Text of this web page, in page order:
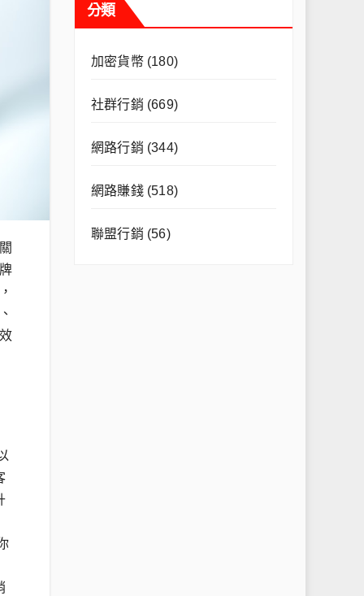
分類
加密貨幣(180)
社群行銷 (669)
網路行銷 (344)
網路賺錢(518)
聯盟行銷 (56)